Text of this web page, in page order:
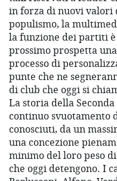
in forza di nuovi valori
populismo, la
la funzione dei partiti
prossimo prospetta
processo di
punte che ne
di club che oggi si
La storia della
continuo svuotamento
conosciuti, da un
una concezione
minimo del loro peso
che oggi detengono. I